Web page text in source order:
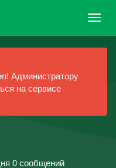
Администратору
на сервисе
0 сообщений